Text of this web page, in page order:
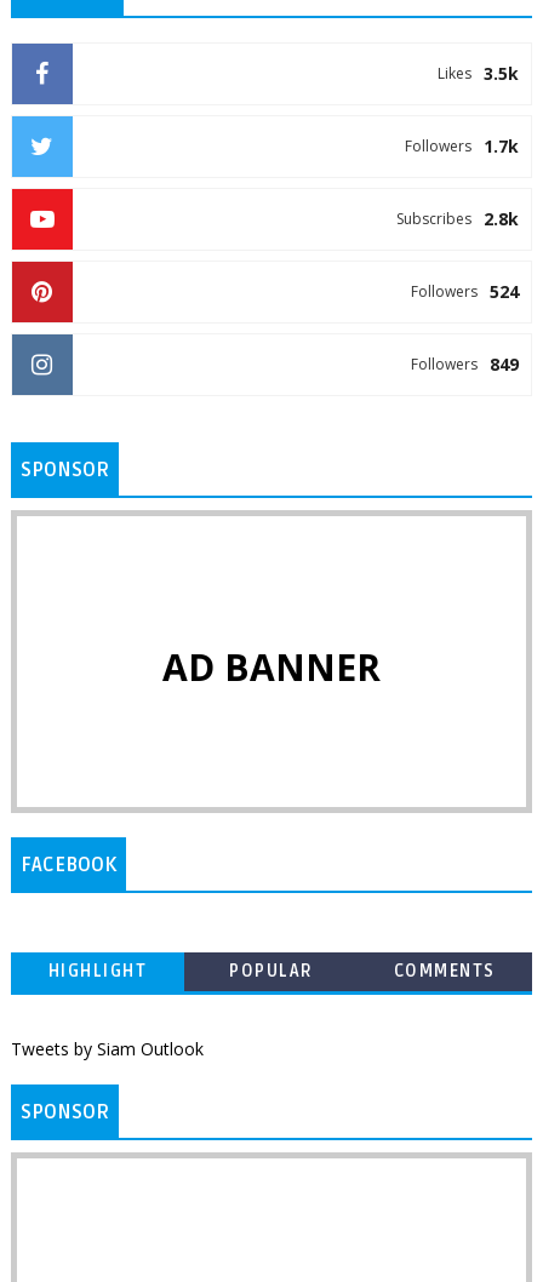
3.5k
Likes
1.7k
Followers
2.8k
Subscribes
524
Followers
849
Followers
SPONSOR
AD BANNER
FACEBOOK
HIGHLIGHT POPULAR COMMENTS
Tweets by Siam Outlook
SPONSOR